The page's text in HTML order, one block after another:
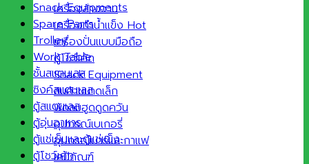
เครื่องล้างจาน
เครื่องทำน้ำแข็ง
เครื่องปั่นแบบมือถือ
ตู้โชว์เค้ก
Snack Equipment
สินค้าขนาดเล็ก
พัดลมฮูดดูดควัน
อุปกรณ์เบเกอรี่
อุปกรณ์บาร์และกาแฟ
เคมีภัณฑ์
Snack Equipments
Spare Parts
Trolley
Work Table
ชั้นสแตนเลส
ซิงค์สแตนเลส
ตู้สแตนเลส
ตู้อุ่นอาหาร
ตู้แช่เย็นและตู้แช่แข็ง
ตู้โชว์เค้ก